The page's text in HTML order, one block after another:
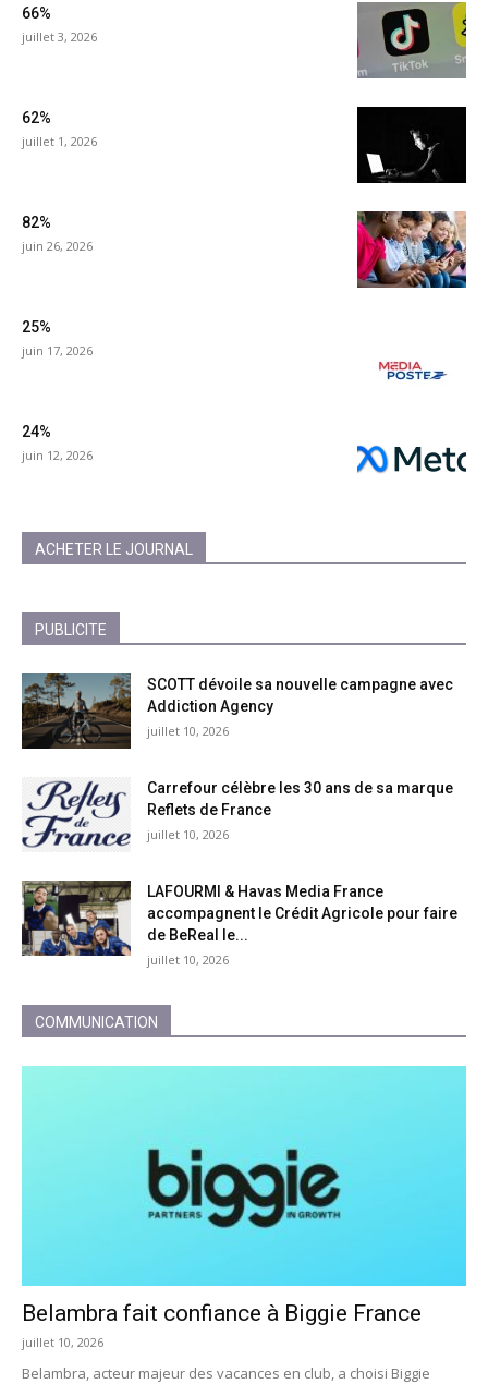
66%
juillet 3, 2026
62%
juillet 1, 2026
82%
juin 26, 2026
25%
juin 17, 2026
24%
juin 12, 2026
ACHETER LE JOURNAL
PUBLICITE
SCOTT dévoile sa nouvelle campagne avec
Addiction Agency
juillet 10, 2026
Carrefour célèbre les 30 ans de sa marque
Reflets de France
juillet 10, 2026
LAFOURMI & Havas Media France
accompagnent le Crédit Agricole pour faire
de BeReal le...
juillet 10, 2026
COMMUNICATION
Belambra fait confiance à Biggie France
juillet 10, 2026
Belambra, acteur majeur des vacances en club, a choisi Biggie